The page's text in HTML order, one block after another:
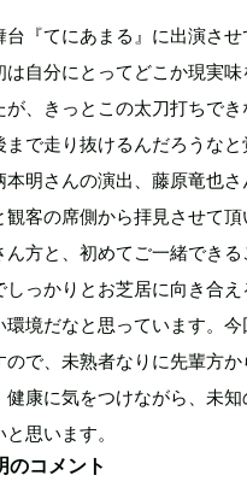
台『てにあまる』に出演させ
は自分にとってどこか現実
が、きっとこの太刀打ちでき
まで走り抜けるんだろうなと
本明さんの演出、藤原竜也
観客の席側から拝見させて
ん方と、初めてご一緒できる
しっかりとお芝居に向き合え
環境だなと思っています。
ので、未熟者なりに先輩方か
健康に気をつけながら、未
思います。
のコメント